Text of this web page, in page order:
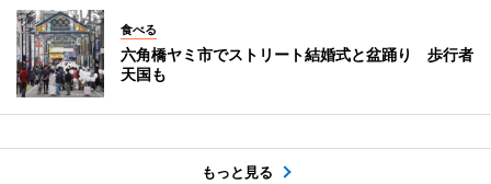
食べる
六角橋ヤミ市でストリート結婚式と盆踊り 歩行者
天国も
もっと見る